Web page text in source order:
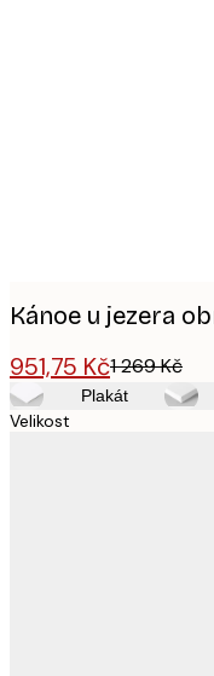
Kánoe u jezera
951,75 Kč1 269 Kč
Plakát
Velikost